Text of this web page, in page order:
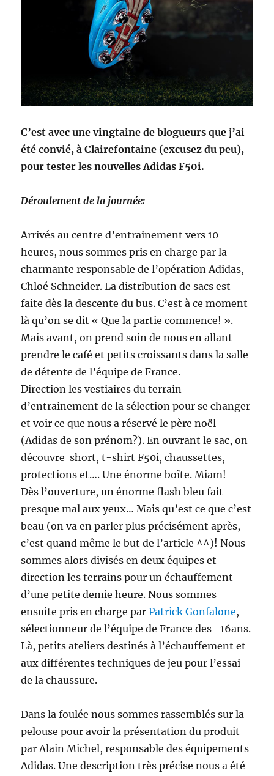
C’est avec une vingtaine de blogueurs que j’ai
été convié, à Clairefontaine (excusez du peu),
pour tester les nouvelles Adidas F50i.
Déroulement de la journée:
Arrivés au centre d’entrainement vers 10
heures, nous sommes pris en charge par la
charmante responsable de l’opération Adidas,
Chloé Schneider. La distribution de sacs est
faite dès la descente du bus. C’est à ce moment
là qu’on se dit « Que la partie commence! ».
Mais avant, on prend soin de nous en allant
prendre le café et petits croissants dans la salle
de détente de l’équipe de France.
Direction les vestiaires du terrain
d’entrainement de la sélection pour se changer
et voir ce que nous a réservé le père noël
(Adidas de son prénom?). En ouvrant le sac, on
découvre short, t-shirt F50i, chaussettes,
protections et…. Une énorme boîte. Miam!
Dès l’ouverture, un énorme flash bleu fait
presque mal aux yeux… Mais qu’est ce que c’est
beau (on va en parler plus précisément après,
c’est quand même le but de l’article ^^)! Nous
sommes alors divisés en deux équipes et
direction les terrains pour un échauffement
d’une petite demie heure. Nous sommes
ensuite pris en charge parPatrick Gonfalone,
sélectionneur de l’équipe de France des -16ans.
Là, petits ateliers destinés à l’échauffement et
aux différentes techniques de jeu pour l’essai
de la chaussure.
Dans la foulée nous sommes rassemblés sur la
pelouse pour avoir la présentation du produit
par Alain Michel, responsable des équipements
Adidas. Une description très précise nous a été